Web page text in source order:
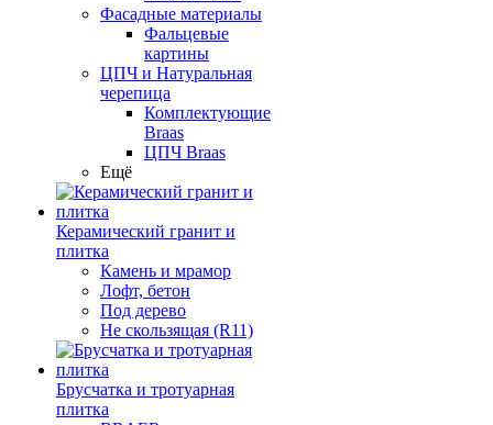
Фасадные материалы
Фальцевые
картины
ЦПЧ и Натуральная
черепица
Комплектующие
Braas
ЦПЧ Braas
Ещё
Керамический гранит и
плитка
Камень и мрамор
Лофт, бетон
Под дерево
Не скользящая (R11)
Брусчатка и тротуарная
плитка